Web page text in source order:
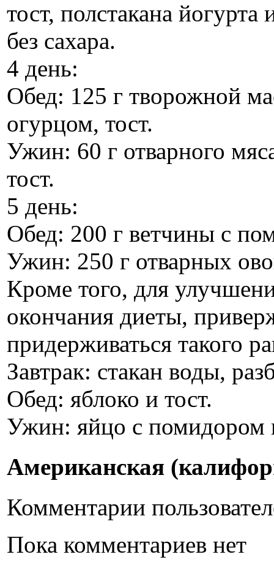
тост, полстакана
без сахара.
4 день:
Обед: 125 г творожной
огурцом, тост.
Ужин: 60 г отварного
тост.
5 день:
Обед: 200 г ветчины с
Ужин: 250 г отварных
Кроме того, для
окончания диеты,
придерживаться такого
Завтрак: стакан воды,
Обед: яблоко и тост.
Ужин: яйцо с помидором
Американская
Комментарии
Пока комментариев нет